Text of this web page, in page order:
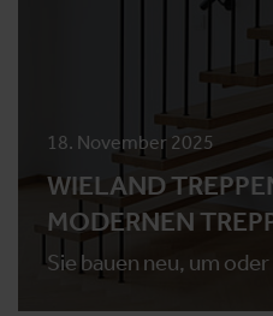
18. November 2025
WIELAND
MODERNEN
Sie bauen neu, um oder